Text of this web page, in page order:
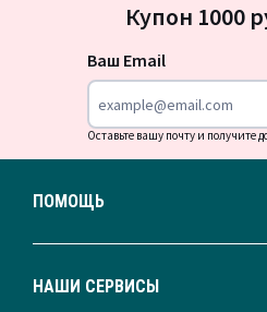
Купон 1000
Ваш Email
Оставьте вашу почту и получите
ПОМОЩЬ
НАШИ СЕРВИСЫ